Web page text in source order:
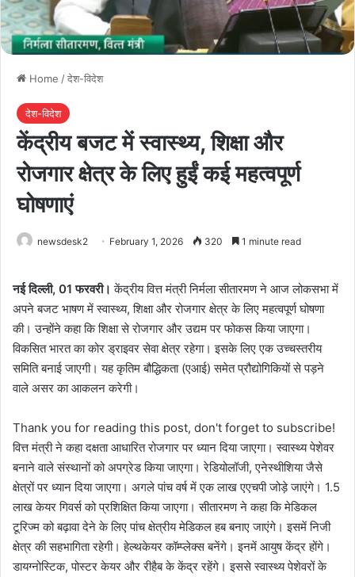
Home /देश-विदेश
देश-विदेश
केंद्रीय बजट में स्वास्थ्य, शिक्षा और
रोजगार क्षेत्र के लिए हुईं कई महत्वपूर्ण
घोषणाएं
newsdesk2 February 1, 2026 320 1 minute read
नई दिल्ली, 01 फरवरी। केंद्रीय वित्त मंत्री निर्मला सीतारमण ने आज लोकसभा में
अपने बजट भाषण में स्वास्थ्य, शिक्षा और रोजगार क्षेत्र के लिए महत्वपूर्ण घोषणा
की। उन्होंने कहा कि शिक्षा से रोजगार और उद्यम पर फोकस किया जाएगा।
विकसित भारत का कोर ड्राइवर सेवा क्षेत्र रहेगा। इसके लिए एक उच्चस्तरीय
समिति बनाई जाएगी। यह कृतिम बौद्धिकता (एआई) समेत प्रौद्योगिकियों से पड़ने
वाले असर का आकलन करेगी।
Thank you for reading this post, don't forget to subscribe!
वित्त मंत्री ने कहा दक्षता आधारित रोजगार पर ध्यान दिया जाएगा। स्वास्थ्य पेशेवर
बनाने वाले संस्थानों को अपग्रेड किया जाएगा। रेडियोलॉजी, एनेस्थीशिया जैसे
क्षेत्रों पर ध्यान दिया जाएगा। अगले पांच वर्ष में एक लाख एएचपी जोड़े जाएंगे। 1.5
लाख केयर गिवर्स को प्रशिक्षित किया जाएगा। सीतारमण ने कहा कि मेडिकल
टूरिज्म को बढ़ावा देने के लिए पांच क्षेत्रीय मेडिकल हब बनाए जाएंगे। इसमें निजी
क्षेत्र की सहभागिता रहेगी। हेल्थकेयर कॉम्प्लेक्स बनेंगे। इनमें आयुष केंद्र होंगे।
डायग्नोस्टिक, पोस्टर केयर और रीहैब के केंद्र रहेंगे। इससे स्वास्थ्य पेशेवरों के